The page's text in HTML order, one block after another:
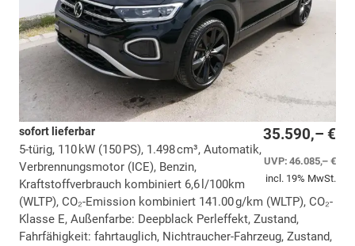
35.590,– €
UVP:46.085,– €
incl. 19% MwSt.
sofort lieferbar
5-türig, 110 kW (150 PS), 1.498 cm³, Automatik,
Verbrennungsmotor (ICE), Benzin,
Kraftstoffverbrauch kombiniert 6,6 l/100km
(WLTP), CO₂-Emission kombiniert 141.00 g/km (WLTP), CO₂-
Klasse E, Außenfarbe: Deepblack Perleffekt, Zustand,
Fahrfähigkeit: fahrtauglich, Nichtraucher-Fahrzeug, Zustand,